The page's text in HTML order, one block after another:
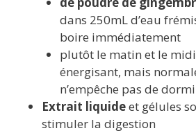
dans 250mL d’eau
boire immédiatement
plutôt le matin et le
énergisant, mais
n’empêche pas de
Extrait liquideet gélules
stimuler la digestion